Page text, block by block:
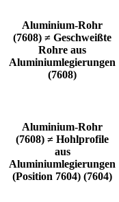
Aluminium-Rohr
(7608) ≠ Geschweißte
Rohre aus
Aluminiumlegierungen
(7608)
Aluminium-Rohr
(7608) ≠ Hohlprofile
aus
Aluminiumlegierungen
(Position 7604) (7604)